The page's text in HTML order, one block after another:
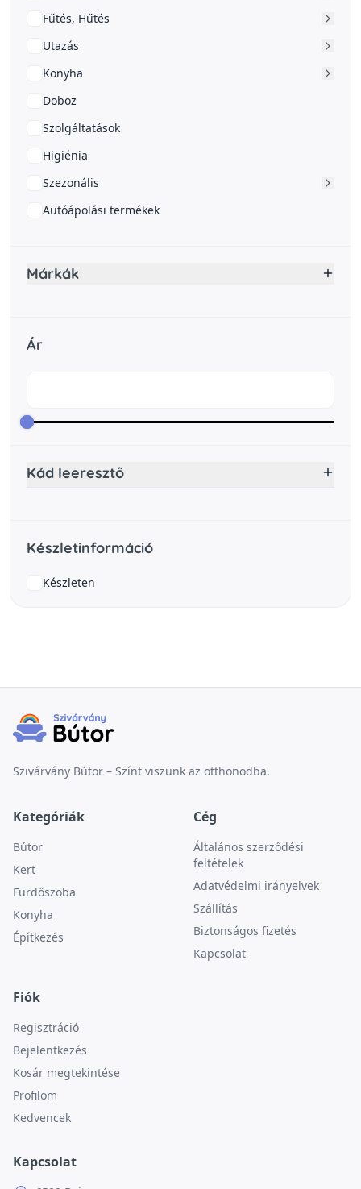
Fűtés, Hűtés
Utazás
Konyha
Doboz
Szolgáltatások
Higiénia
Szezonális
Autóápolási termékek
Márkák
Ár
Kád leeresztő
Készletinformáció
Készleten
Szivárvány Bútor – Színt viszünk az otthonodba.
Kategóriák
Bútor
Kert
Fürdőszoba
Konyha
Építkezés
Cég
Általános szerződési
feltételek
Adatvédelmi irányelvek
Szállítás
Biztonságos fizetés
Kapcsolat
Fiók
Regisztráció
Bejelentkezés
Kosár megtekintése
Profilom
Kedvencek
Kapcsolat